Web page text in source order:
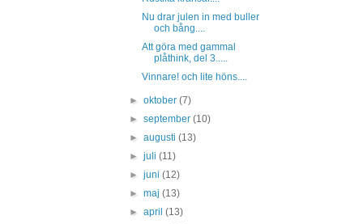
Nu drar julen in med buller
och bång....
Att göra med gammal
plåthink, del 3.....
Vinnare! och lite höns....
►oktober(7)
►september(10)
►augusti(13)
►juli(11)
►juni(12)
►maj(13)
►april(13)